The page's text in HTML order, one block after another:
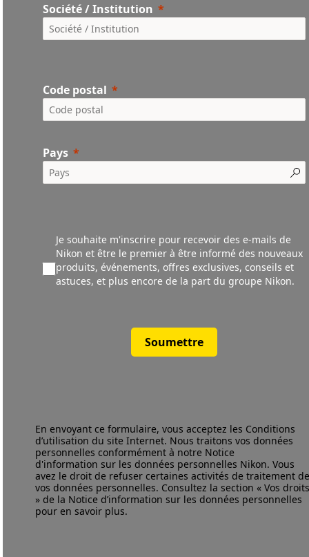
Société / Institution
Code postal
Pays
Je souhaite m'inscrire pour recevoir des e-mails de
Nikon et être le premier à être informé des nouveaux
produits,événements, offres exclusives, conseils et
astuces, et plus encore de la part du groupe Nikon.
Soumettre
En envoyant ce formulaire, vous acceptez les Conditions
d’utilisation du site Internet. Nous traitons vos données
personnelles conformément à notre Notice
d'information sur les données personnelles Nikon. Vous
avez le droit de refuser certaines activités de traitement
vos données personnelles. Consultez la section « Vos
» de la Notice d’information sur les données personnelles
pour en savoir plus.